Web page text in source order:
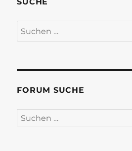
Suchen
nach:
FORUM SUCHE